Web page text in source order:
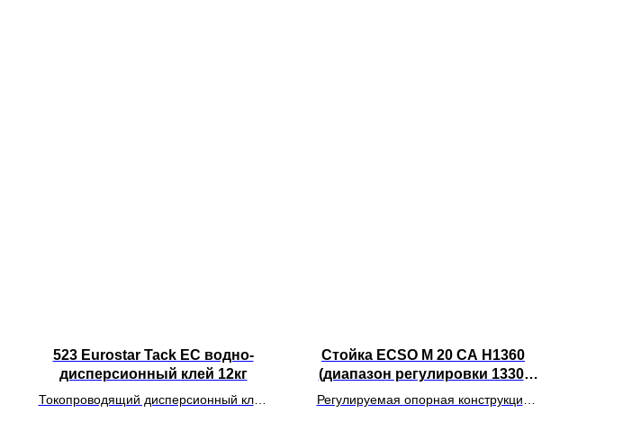
523 Eurostar Tack EC водно-
дисперсионный клей 12кг
Токопроводящий дисперсионный клей
Стойка ECSO M 20 CA H1360
(диапазон регулировки 1330-
Регулируемая опорная конструкция